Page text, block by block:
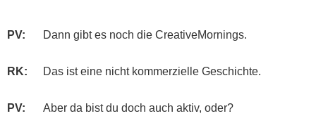
PV: Dann gibt es noch die CreativeMornings.
RK: Das ist eine nicht kommerzielle Geschichte.
PV: Aber da bist du doch auch aktiv, oder?